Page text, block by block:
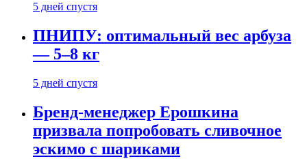
5 дней спустя
ПНИПУ: оптимальный вес арбуза
— 5–8 кг
5 дней спустя
Бренд-менеджер Ерошкина
призвала попробовать сливочное
эскимо с шариками